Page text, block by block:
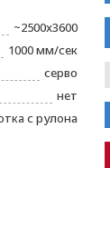
~2500x3600
1000 мм/сек
серво
нет
с рулона